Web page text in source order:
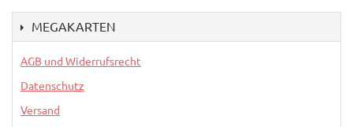
MEGAKARTEN
AGB und Widerrufsrecht
Datenschutz
Versand